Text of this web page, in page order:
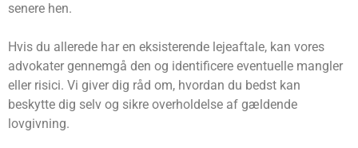
senere hen.
Hvis du allerede har en eksisterende lejeaftale, kan vores
advokater gennemgå den og identificere eventuelle mangler
eller risici. Vi giver dig råd om, hvordan du bedst kan
beskytte dig selv og sikre overholdelse af gældende
lovgivning.